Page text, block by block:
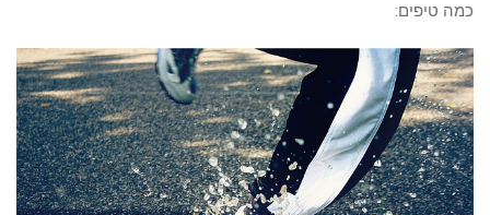
כמה טיפים: